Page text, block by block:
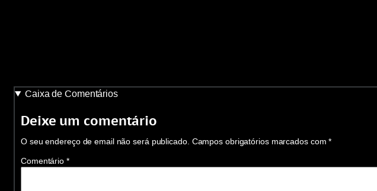
Caixa de Comentários
Deixe um comentário
O seu endereço de email não será publicado. Campos obrigatórios marcados com*
Comentário *